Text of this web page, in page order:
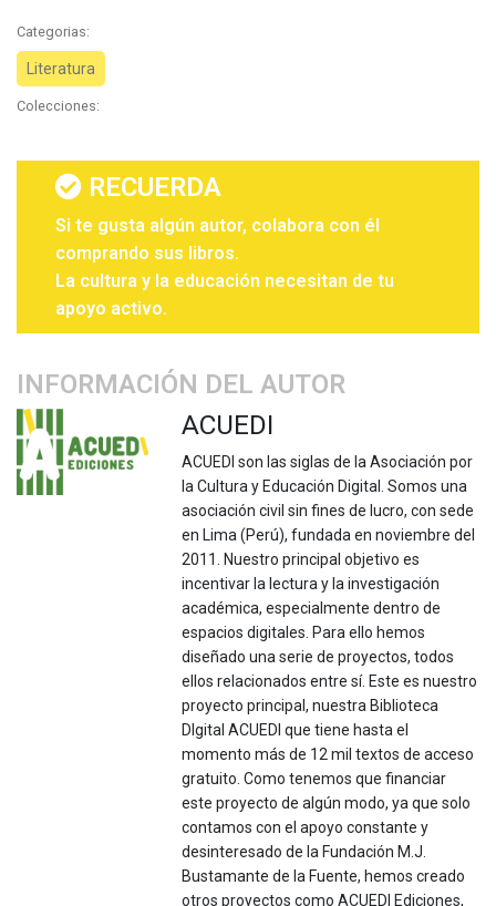
Categorias:
Literatura
Colecciones:
RECUERDA
Si te gusta algún autor, colabora con él
comprando sus libros.
La cultura y la educación necesitan de tu
apoyo activo.
INFORMACIÓN DEL AUTOR
ACUEDI
ACUEDI son las siglas de la Asociación por
la Cultura y Educación Digital. Somos una
asociación civil sin fines de lucro, con sede
en Lima (Perú), fundada en noviembre del
2011. Nuestro principal objetivo es
incentivar la lectura y la investigación
académica, especialmente dentro de
espacios digitales. Para ello hemos
diseñado una serie de proyectos, todos
ellos relacionados entre sí. Este es nuestro
proyecto principal, nuestra Biblioteca
DIgital ACUEDI que tiene hasta el
momento más de 12 mil textos de acceso
gratuito. Como tenemos que financiar
este proyecto de algún modo, ya que solo
contamos con el apoyo constante y
desinteresado de la Fundación M.J.
Bustamante de la Fuente, hemos creado
otros proyectos como ACUEDI Ediciones,